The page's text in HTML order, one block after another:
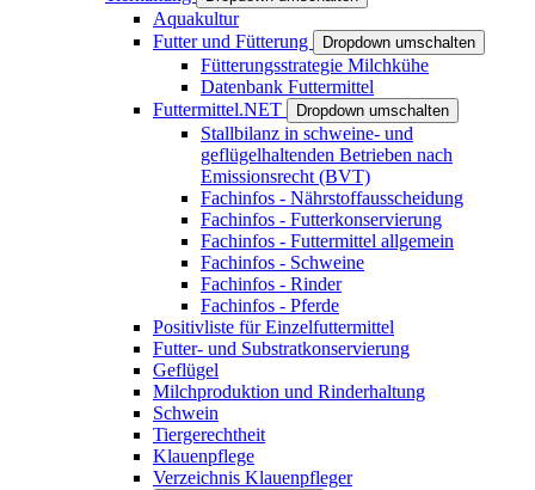
Aquakultur
Futter und Fütterung
Dropdown umschalten
Fütterungsstrategie Milchkühe
Datenbank Futtermittel
Futtermittel.NET
Dropdown umschalten
Stallbilanz in schweine- und
geflügelhaltenden Betrieben nach
Emissionsrecht (BVT)
Fachinfos - Nährstoffausscheidung
Fachinfos - Futterkonservierung
Fachinfos - Futtermittel allgemein
Fachinfos - Schweine
Fachinfos - Rinder
Fachinfos - Pferde
Positivliste für Einzelfuttermittel
Futter- und Substratkonservierung
Geflügel
Milchproduktion und Rinderhaltung
Schwein
Tiergerechtheit
Klauenpflege
Verzeichnis Klauenpfleger